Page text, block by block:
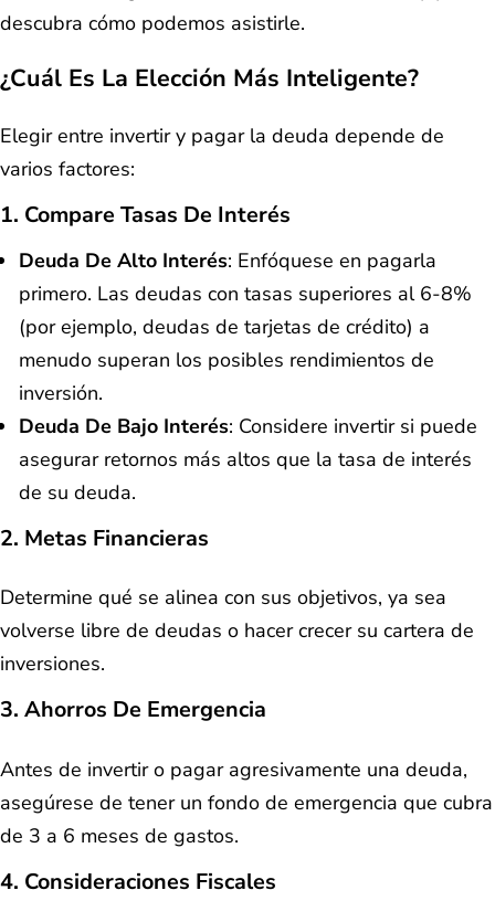
descubra cómo podemos asistirle.
¿Cuál Es La Elección Más Inteligente?
Elegir entre invertir y pagar la deuda depende de
varios factores:
1. Compare Tasas De Interés
Deuda De Alto Interés: Enfóquese en pagarla
primero. Las deudas con tasas superiores al 6-8%
(por ejemplo, deudas de tarjetas de crédito) a
menudo superan los posibles rendimientos de
inversión.
Deuda De Bajo Interés: Considere invertir si puede
asegurar retornos más altos que la tasa de interés
de su deuda.
2. Metas Financieras
Determine qué se alinea con sus objetivos, ya sea
volverse libre de deudas o hacer crecer su cartera de
inversiones.
3. Ahorros De Emergencia
Antes de invertir o pagar agresivamente una deuda,
asegúrese de tener un fondo de emergencia que cubra
de 3 a 6 meses de gastos.
4. Consideraciones Fiscales